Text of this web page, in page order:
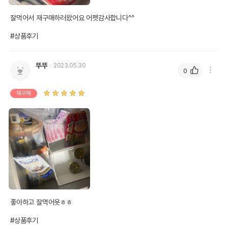
잘먹어서 재구매하러왔어요 어펫감사합니다^^
#상품후기
뚜뚜 2023.05.30
재구매
좋아하고 잘먹어욧ㅎㅎ
#상품후기
0